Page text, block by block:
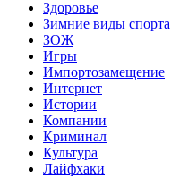
Здоровье
Зимние виды спорта
ЗОЖ
Игры
Импортозамещение
Интернет
Истории
Компании
Криминал
Культура
Лайфхаки